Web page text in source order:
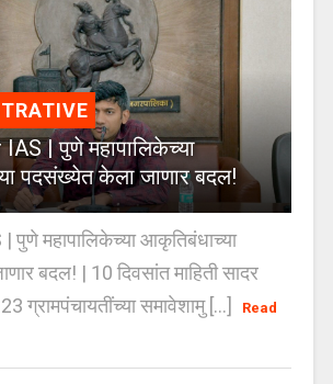
| पुणे महापालिकेच्या
पदसंख्येत केला जाणार बदल!
पुणे महापालिकेच्या आकृतिबंधाच्या
बदल! | 10 दिवसांत माहिती सादर
ग्रामपंचायतींच्या समावेशामु [...]
Read